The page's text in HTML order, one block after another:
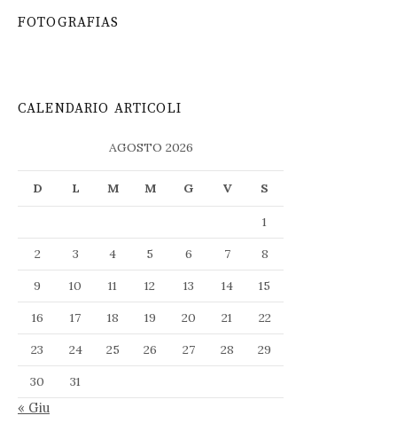
FOTOGRAFIAS
CALENDARIO ARTICOLI
AGOSTO 2026
D L M M G V S
1
2
3 4 5 6 7
8
9
10 11 12 13 14
15
16
17 18 19 20 21
22
23
24 25 26 27 28
29
30
31
« Giu